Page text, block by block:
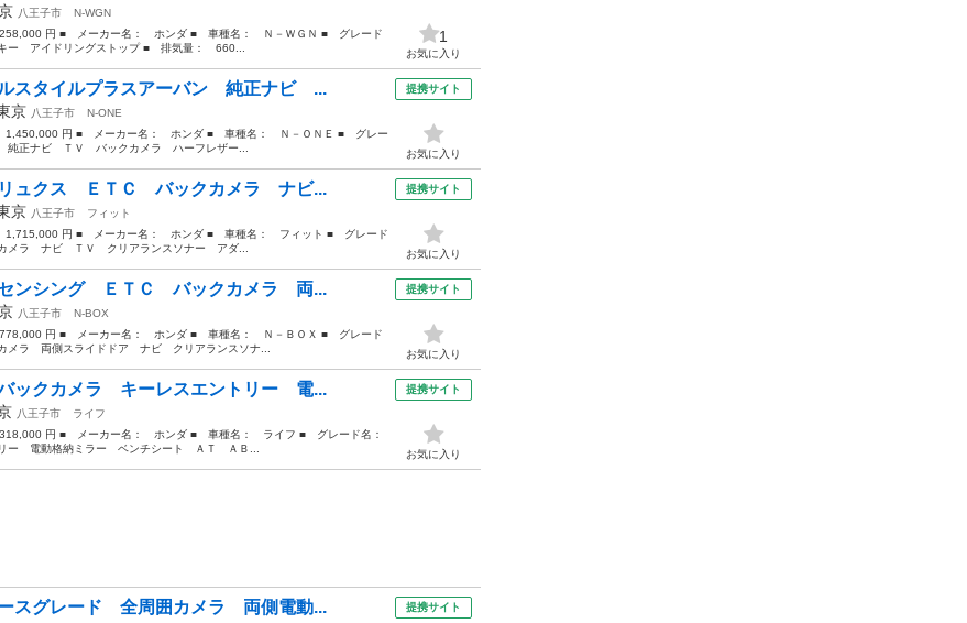
八王子市
N-WGN
円 ■ メーカー名： ホンダ ■ 車種名： Ｎ－ＷＧＮ ■ グレード
アイドリングストップ ■ 排気量： 660...
1
お気に入り
スタイルプラスアーバン 純正ナビ ...
京 八王子市
N-ONE
円 ■ メーカー名： ホンダ ■ 車種名： Ｎ－ＯＮＥ ■ グレー
純正ナビ ＴＶ バックカメラ ハーフレザー...
提携サイト
お気に入り
リュクス ＥＴＣ バックカメラ ナビ...
京 八王子市
フィット
円 ■ メーカー名： ホンダ ■ 車種名： フィット ■ グレード
メラ ナビ ＴＶ クリアランスソナー アダ...
提携サイト
お気に入り
センシング ＥＴＣ バックカメラ 両...
八王子市
N-BOX
円 ■ メーカー名： ホンダ ■ 車種名： Ｎ－ＢＯＸ ■ グレード
ラ 両側スライドドア ナビ クリアランスソナ...
提携サイト
お気に入り
ックカメラ キーレスエントリー 電...
八王子市
ライフ
円 ■ メーカー名： ホンダ ■ 車種名： ライフ ■ グレード名：
ー 電動格納ミラー ベンチシート ＡＴ ＡＢ...
提携サイト
お気に入り
スグレード 全周囲カメラ 両側電動... 提携サイト